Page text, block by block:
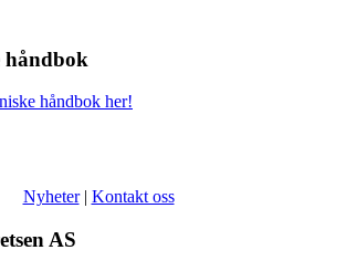
håndbok
håndbok her!
Nyheter| Kontakt oss
AS